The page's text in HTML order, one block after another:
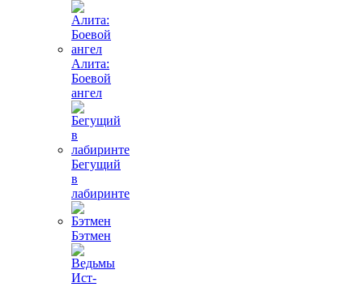
Алита:
Боевой
ангел
Бегущий
в
лабиринте
Бэтмен